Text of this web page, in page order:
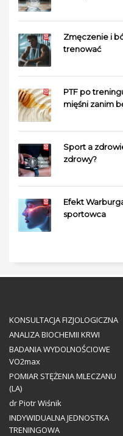
Zmęczenie i
trenować
PTF po
mięśni zanim
Sport a
zdrowy?
Efekt
sportowca
KONSULTACJA FIZJOLOGICZNA
ANALIZA BIOCHEMII KRWI
BADANIA WYDOLNOŚCIOWE
VO2max
POMIAR STĘŻENIA MLECZANU
(LA)
dr Piotr Wiśnik
INDYWIDUALNA JEDNOSTKA
TRENINGOWA